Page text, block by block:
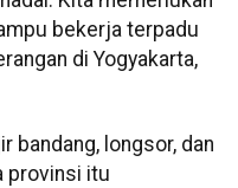
bekerja terpadu
di Yogyakarta,
bandang, longsor, dan
provinsi itu